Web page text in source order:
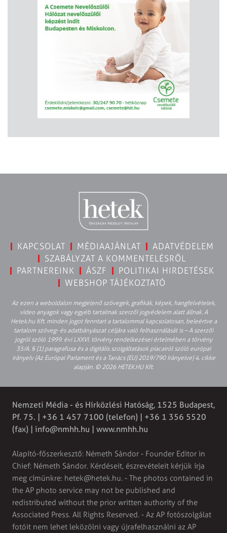
KAPCSOLAT MÉDIAAJÁNLAT
ADATVÉDELEM
SZABÁLYZAT A KOMMENTELÉSRŐL
PARTNEREINK
ÁSZF
POLITIKAI HIRDETÉSEK
WEBSHOP TÁJÉKOZTATÓ
Az ezen a weboldalon megjelenő szövegek, grafikák, képek, hangfelvételek,
video anyagok vagy egyéb tartalmak szerzői jogvédelem alatt állnak. A
Hetek.hu Kft. minden jogot fenntart a tartalommal kapcsolatosan, beleértve a
tartalom szöveg- és adatbányászat céljára való felhasználását is – A szerzői
jogról szóló 1999. évi LXXVI. törvény rendelkezései értelmében a törvény
35/A. § (1) paragrafusa és a digitális szolgáltatások piacairól szóló európai
irányelv (Az Európai Parlament és a Tanács (EU) 2019/790 Irányelve) 4. cikke
alapján. © 2026 HETEK.HU Kft.
Nemzeti Média - és Hírközlési Hatóság, 1525 Budapest,
Pf. 75. | +36 1 457 7100 (telefon) | +36 1 356 5520
(fax) | info@nmhh.hu | www.nmhh.hu
Alapító-főszerkesztő: Németh Sándor - Founder Editor in
Chief: Németh Sándor. Kérdéseit, észrevételeit kérjük írja
meg címünkre: hetek@hetek.hu. - The photos contained in
the AP photo service may not be published and
redistributed without the prior written authority of the
Associated Press. All Rights Reserved. - Az AP fotószolgálat
fotóit nem lehet leközölni vagy újrafelhasználni az AP